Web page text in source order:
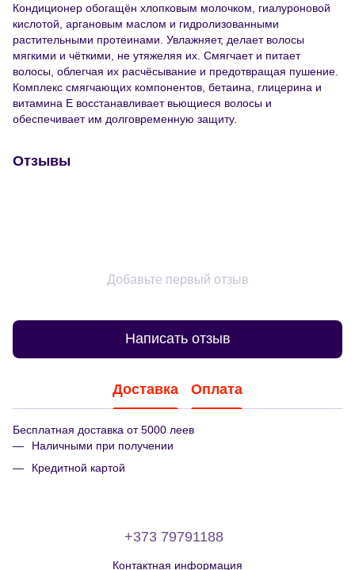
Кондиционер обогащён хлопковым молочком, гиалуроновой
кислотой, аргановым маслом и гидролизованными
растительными протеинами. Увлажняет, делает волосы
мягкими и чёткими, не утяжеляя их. Смягчает и питает
волосы, облегчая их расчёсывание и предотвращая пушение.
Комплекс смягчающих компонентов, бетаина, глицерина и
витамина Е восстанавливает вьющиеся волосы и
обеспечивает им долговременную защиту.
Отзывы
Добавьте первый отзыв
Написать отзыв
Доставка Оплата
Бесплатная доставка от 5000 леев
Наличными при получении
Кредитной картой
+373 79791188
Контактная информация